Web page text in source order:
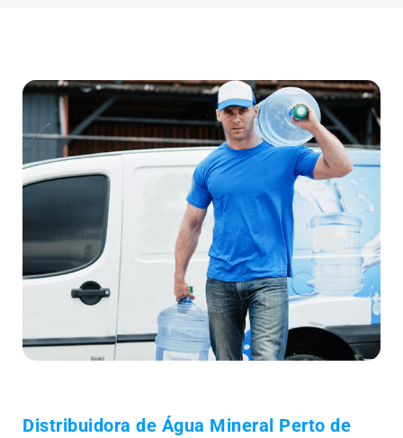
Distribuidora de Água Mineral Perto de